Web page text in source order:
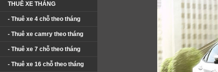
THUÊ XE THÁNG
- Thuê xe 4 chỗ theo tháng
- Thuê xe camry theo tháng
- Thuê xe 7 chỗ theo tháng
- Thuê xe 16 chỗ theo tháng